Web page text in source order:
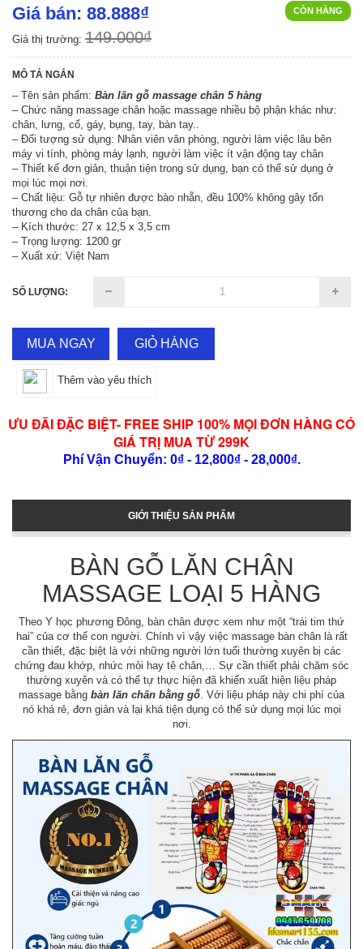
CÒN HÀNG
Giá bán: 88.888₫
Giá thị trường: 149.000₫
MÔ TẢ NGẮN
– Tên sản phẩm: Bàn lăn gỗ massage chân 5 hàng
– Chức năng massage chân hoặc massage nhiều bộ phận khác như:
chân, lưng, cổ, gáy, bụng, tay, bàn tay..
– Đối tượng sử dụng: Nhân viên văn phòng, người làm việc lâu bên
máy vi tính, phòng máy lạnh, người làm việc ít vận động tay chân
– Thiết kế đơn giản, thuận tiện trong sử dụng, bạn có thể sử dụng ở
mọi lúc mọi nơi.
– Chất liệu: Gỗ tự nhiên được bào nhẵn, đều 100% không gây tổn
thương cho da chân của bạn.
– Kích thước: 27 x 12,5 x 3,5 cm
– Trọng lượng: 1200 gr
– Xuất xứ: Việt Nam
SỐ LƯỢNG:
MUA NGAY GIỎ HÀNG
Thêm vào yêu thích
ƯU ĐÃI ĐẶC BIỆT- FREE SHIP 100% MỌI ĐƠN HÀNG CÓ
GIÁ TRỊ MUA TỪ 299K
Phí Vận Chuyển: 0₫ - 12,800₫ - 28,000₫.
GIỚI THIỆU SẢN PHẨM
BÀN GỖ LĂN CHÂN
MASSAGE LOẠI 5 HÀNG
Theo Y học phương Đông, bàn chân được xem như một “trái tim thứ
hai” của cơ thể con người. Chính vì vậy việc massage bàn chân là rất
cần thiết, đặc biệt là với những người lớn tuổi thường xuyên bị các
chứng đau khớp, nhức mỏi hay tê chân,… Sự cần thiết phải chăm sóc
thường xuyên và có thể tự thực hiện đã khiến xuất hiện liệu pháp
massage bằng bàn lăn chân bằng gỗ . Với liệu pháp này chi phí của
nó khá rẻ, đơn giản và lại khá tiện dụng có thể sử dụng mọi lúc mọi
nơi.